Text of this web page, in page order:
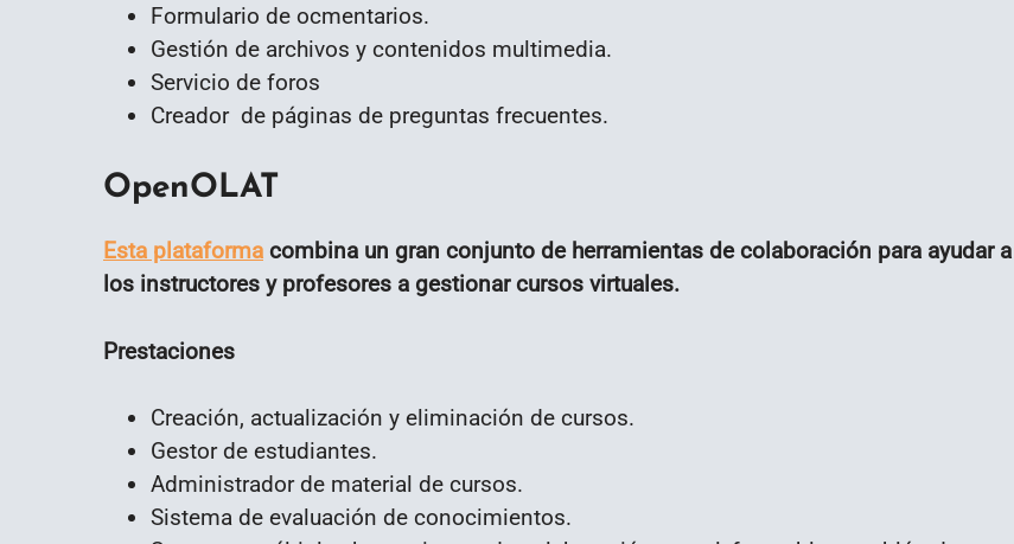
Formulario de ocmentarios.
Gestión de archivos y contenidos multimedia.
Servicio de foros
Creador de páginas de preguntas frecuentes.
OpenOLAT
Esta plataforma combina un gran conjunto de herramientas de colaboración para ayudar a
los instructores y profesores a gestionar cursos virtuales.
Prestaciones
Creación, actualización y eliminación de cursos.
Gestor de estudiantes.
Administrador de material de cursos.
Sistema de evaluación de conocimientos.